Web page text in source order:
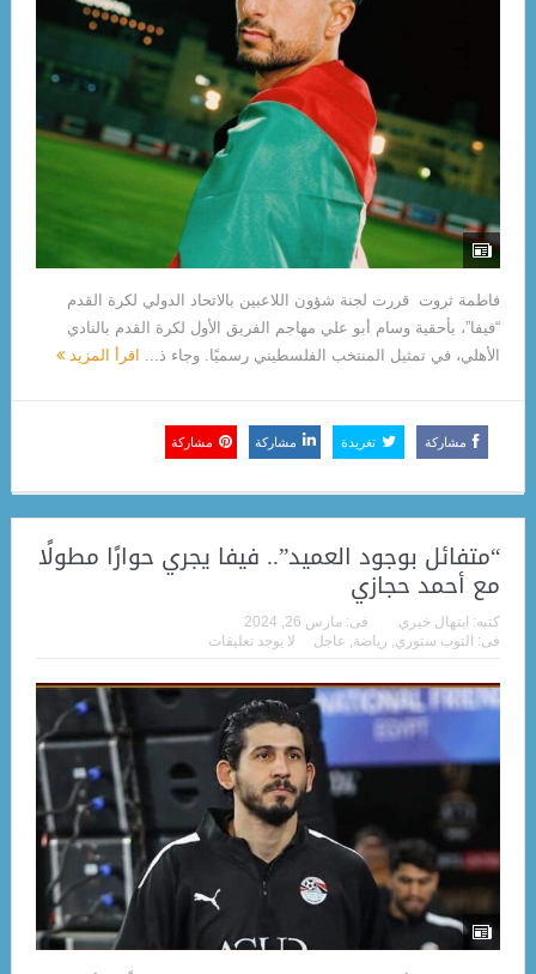
فاطمة ثروت قررت لجنة شؤون اللاعبين بالاتحاد الدولي لكرة القدم
“فيفا”، بأحقية وسام أبو علي مهاجم الفريق الأول لكرة القدم بالنادي
الأهلي، في تمثيل المنتخب الفلسطيني رسميًا. وجاء ذ... اقرأ المزيد
مشاركة تغريدة مشاركة مشاركة
“متفائل بوجود العميد”.. فيفا يجري حوارًا مطولًا
مع أحمد حجازي
كتبه: ابتهال خيري فى: مارس 26, 2024
فى: التوب ستوري, رياضة, عاجل لا يوجد تعليقات